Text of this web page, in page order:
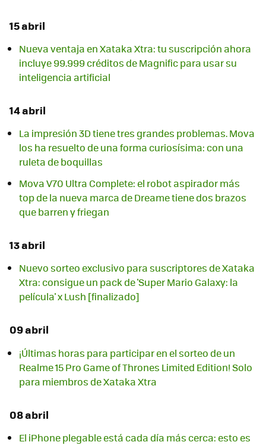
15 abril
Nueva ventaja en Xataka Xtra: tu suscripción ahora
incluye 99.999 créditos de Magnific para usar su
inteligencia artificial
14 abril
La impresión 3D tiene tres grandes problemas. Mova
los ha resuelto de una forma curiosísima: con una
ruleta de boquillas
Mova V70 Ultra Complete: el robot aspirador más
top de la nueva marca de Dreame tiene dos brazos
que barren y friegan
13 abril
Nuevo sorteo exclusivo para suscriptores de Xataka
Xtra: consigue un pack de 'Super Mario Galaxy: la
película' x Lush [finalizado]
09 abril
¡Últimas horas para participar en el sorteo de un
Realme 15 Pro Game of Thrones Limited Edition! Solo
para miembros de Xataka Xtra
08 abril
El iPhone plegable está cada día más cerca: esto es